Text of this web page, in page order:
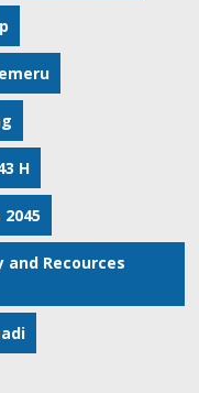
H
and Recources